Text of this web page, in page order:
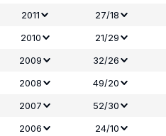
2011
27/18
2010
21/29
2009
32/26
2008
49/20
2007
52/30
2006
24/10